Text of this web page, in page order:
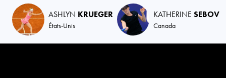
ASHLYN KRUEGER
États-Unis
KATHERINE SEBOV
Canada